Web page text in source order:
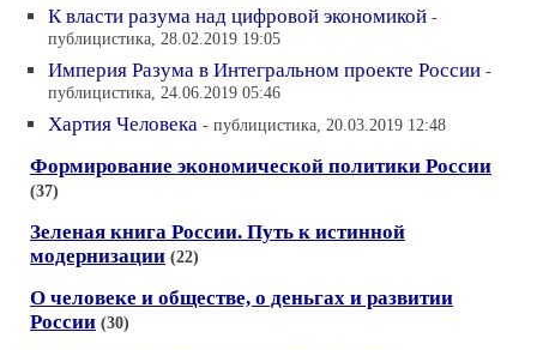
К власти разума над цифровой экономикой -
публицистика, 28.02.2019 19:05
Империя Разума в Интегральном проекте России -
публицистика, 24.06.2019 05:46
Хартия Человека - публицистика, 20.03.2019 12:48
Формирование экономической политики России
(37)
Зеленая книга России. Путь к истинной
модернизации (22)
О человеке и обществе, о деньгах и развитии
России (30)